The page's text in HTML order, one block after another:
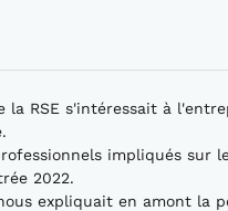
la RSE s'intéressait à
impliqués sur
2022.
expliquait en amont la